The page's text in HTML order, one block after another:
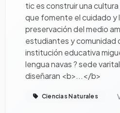
tic es construir una
que fomente el cuidado y
preservación del medio
estudiantes y comunidad
institución educativa
lengua navas ? sede
diseñaran <b>...</b>
Ciencias Naturales